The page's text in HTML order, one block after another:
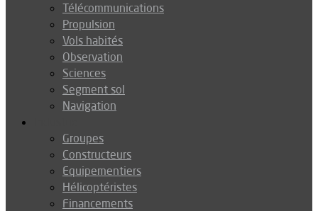
Télécommunications
Propulsion
Vols habités
Observation
Sciences
Segment sol
Navigation
Groupes
Constructeurs
Equipementiers
Hélicoptéristes
Financements